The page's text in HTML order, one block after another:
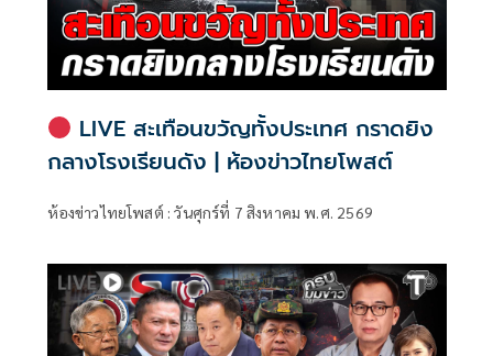
LIVE สะเทือนขวัญทั้งประเทศ กราดยิง
กลางโรงเรียนดัง | ห้องข่าวไทยโพสต์
ห้องข่าวไทยโพสต์ : วันศุกร์ที่ 7 สิงหาคม พ.ศ. 2569